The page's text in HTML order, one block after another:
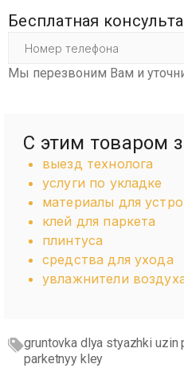
Бесплатная
Мы перезвоним Вам и
С этим товаром
выезд технолога
услуги по укладке
материалы для
клей для паркета
плинтуса
средства для ухода
увлажнители
gruntovka dlya styazhki uzin
parketnyy kley